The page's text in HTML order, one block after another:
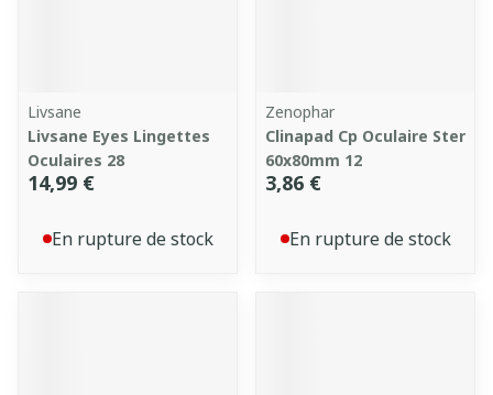
Livsane
Livsane Eyes Lingettes
Oculaires 28
14,99 €
En rupture de stock
Zenophar
Clinapad Cp Oculaire Ster
60x80mm 12
3,86 €
En rupture de stock